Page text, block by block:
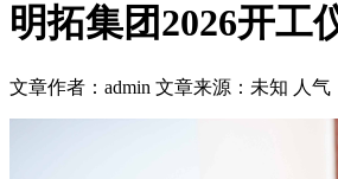
明拓集团2026开工
文章作者：admin 文章来源：未知 人气